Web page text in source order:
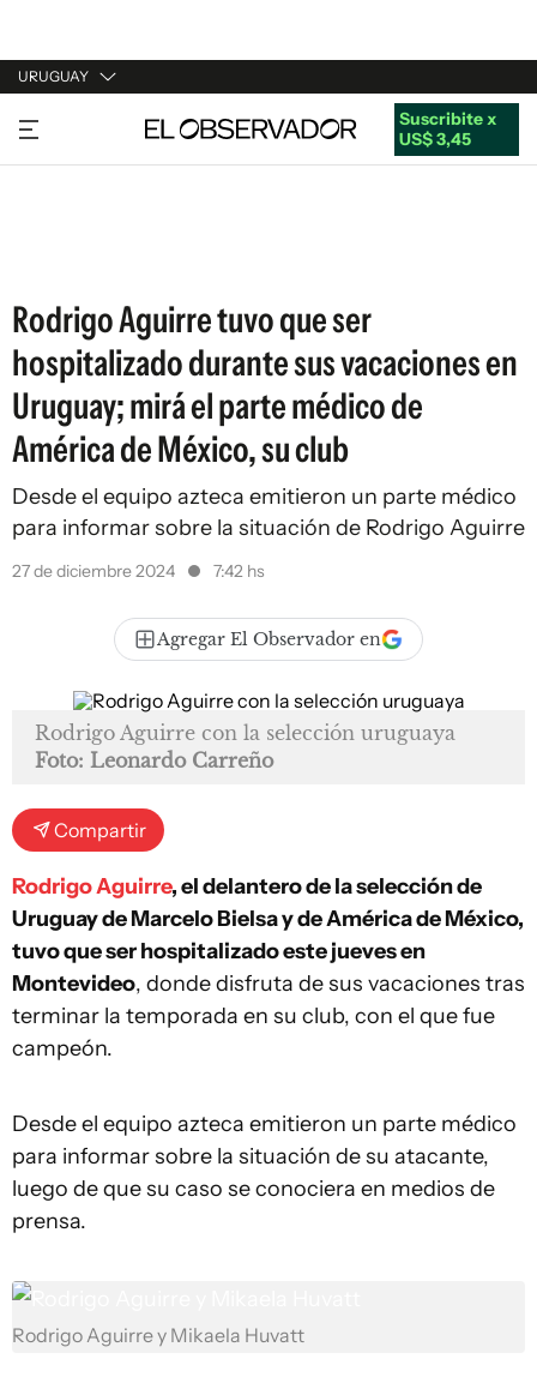
URUGUAY
URUGUAY
ARGENTINA
Suscribite x
US$ 3,45
Rodrigo Aguirre tuvo que ser
hospitalizado durante sus vacaciones en
Uruguay; mirá el parte médico de
América de México, su club
Desde el equipo azteca emitieron un parte médico
para informar sobre la situación de Rodrigo Aguirre
27 de diciembre 2024 7:42 hs
Agregar El Observador en
Rodrigo Aguirre con la selección uruguaya
Foto: Leonardo Carreño
Compartir
Rodrigo Aguirre, el delantero de la selección de
Uruguay de Marcelo Bielsa y de América de México,
tuvo que ser hospitalizado este jueves en
Montevideo, donde disfruta de sus vacaciones tras
terminar la temporada en su club, con el que fue
campeón.
Desde el equipo azteca emitieron un parte médico
para informar sobre la situación de su atacante,
luego de que su caso se conociera en medios de
prensa.
Rodrigo Aguirre y Mikaela Huvatt